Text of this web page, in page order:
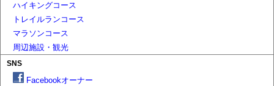
ハイキングコース
トレイルランコース
マラソンコース
周辺施設・観光
SNS
Facebookオーナー